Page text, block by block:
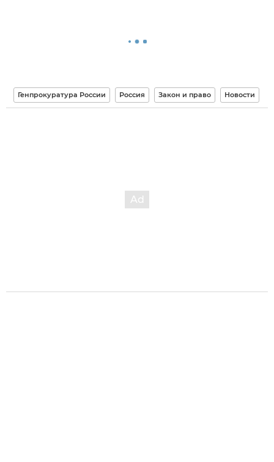
Генпрокуратура России Россия Закон и право Новости